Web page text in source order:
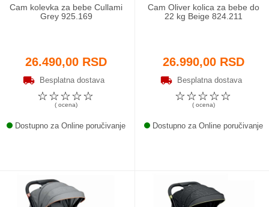
Cam kolevka za bebe Cullami
Grey 925.169
26.490,00 RSD
Besplatna dostava
☆
☆
☆
☆
☆
( ocena)
Dostupno za Online poručivanje
Cam Oliver kolica za bebe do
22 kg Beige 824.211
26.990,00 RSD
Besplatna dostava
☆
☆
☆
☆
☆
( ocena)
Dostupno za Online poručivanje